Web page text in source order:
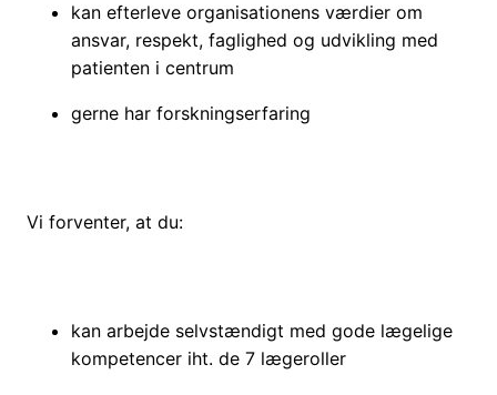
kan efterleve organisationens værdier om
ansvar, respekt, faglighed og udvikling med
patienten i centrum
gerne har forskningserfaring
Vi forventer, at du:
kan arbejde selvstændigt med gode lægelige
kompetencer iht. de 7 lægeroller